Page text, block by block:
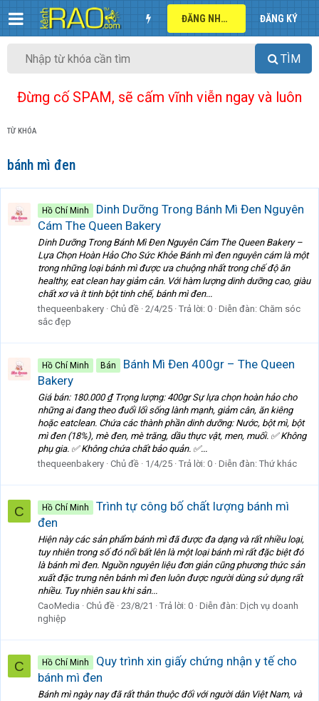
ĐĂNG NHẬP ĐĂNG KÝ
TÌM
Đừng cố SPAM, sẽ cấm vĩnh viễn ngay và luôn
TỪ KHÓA
bánh mì đen
Hồ Chí Minh
Dinh Dưỡng Trong Bánh Mì Đen Nguyên
Cám The Queen Bakery
Dinh Dưỡng Trong Bánh Mì Đen Nguyên Cám The Queen Bakery –
Lựa Chọn Hoàn Hảo Cho Sức Khỏe Bánh mì đen nguyên cám là một
trong những loại bánh mì được ưa chuộng nhất trong chế độ ăn
healthy, eat clean hay giảm cân. Với hàm lượng dinh dưỡng cao, giàu
chất xơ và ít tinh bột tinh chế, bánh mì đen...
thequeenbakery Chủ đề 2/4/25 Trả lời: 0 Diễn đàn: Chăm sóc
sắc đẹp
Hồ Chí Minh Bán
Bánh Mì Đen 400gr – The Queen
Bakery
Giá bán: 180.000 ₫ Trọng lượng: 400gr Sự lựa chọn hoàn hảo cho
những ai đang theo đuổi lối sống lành mạnh, giảm cân, ăn kiêng
hoặc eatclean. Chứa các thành phần dinh dưỡng: Nước, bột mì, bột
mì đen (18%), mè đen, mè trăng, dầu thực vật, men, muối. ✅ Không
phụ gia. ✅ Không chứa chất bảo quản. ✅...
thequeenbakery Chủ đề 1/4/25 Trả lời: 0 Diễn đàn: Thứ khác
C Hồ Chí Minh
Trình tự công bố chất lượng bánh mì
đen
Hiện này các sản phẩm bánh mì đã được đa dạng và rất nhiều loại,
tuy nhiên trong số đó nổi bất lên là một loại bánh mì rất đặc biệt đó
là bánh mì đen. Nguồn nguyên liệu đơn giản cũng phương thức sản
xuất đặc trưng nên bánh mì đen luôn được người dùng sử dụng rất
nhiều. Tuy nhiên sau khi sản...
CaoMedia
Chủ đề 23/8/21 Trả lời: 0 Diễn đàn: Dịch vụ doanh
nghiệp
C Hồ Chí Minh
Quy trình xin giấy chứng nhận y tế cho
bánh mì đen
Bánh mì ngày nay đã rất thân thuộc đối với người dân Việt Nam, và